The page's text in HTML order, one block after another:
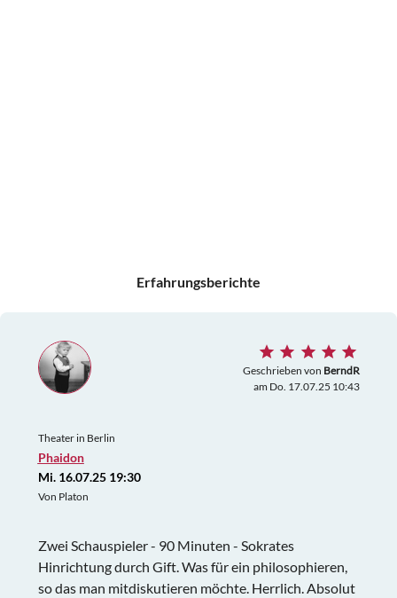
Erfahrungsberichte
Geschrieben von BerndR
am Do. 17.07.25 10:43
Theater in Berlin
Phaidon
Mi. 16.07.25 19:30
Von Platon
Zwei Schauspieler - 90 Minuten - Sokrates
Hinrichtung durch Gift. Was für ein philosophieren,
so das man mitdiskutieren möchte. Herrlich. Absolut